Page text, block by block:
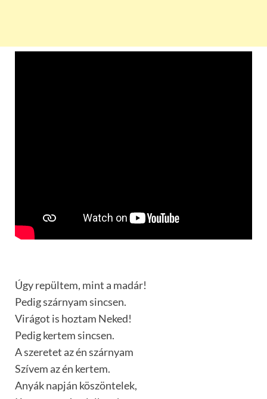
Úgy repültem, mint a madár!
Pedig szárnyam sincsen.
Virágot is hoztam Neked!
Pedig kertem sincsen.
A szeretet az én szárnyam
Szívem az én kertem.
Anyák napján köszöntelek,